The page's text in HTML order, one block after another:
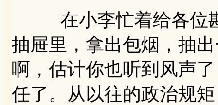
在小李忙着给各位斟
抽屉里，拿出包烟，抽
啊，估计你也听到风声
任了。从以往的政治规